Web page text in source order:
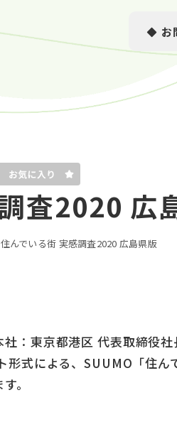
お
査2020 広
住んでいる街 実感調査2020 広島県版
：東京都港区 代表取締役
形式による、SUUMO「住
。